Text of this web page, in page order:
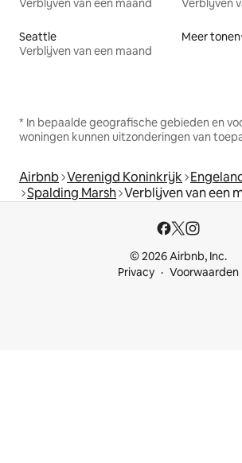
Verblijven van een maand Verblijven
Seattle
Verblijven van een maand
Meer tonen
* In bepaalde geografische gebieden en
woningen kunnen uitzonderingen van
Airbnb Verenigd Koninkrijk
Spalding Marsh Verblijven van een
© 2026 Airbnb, Inc.
Privacy
Voorwaarden